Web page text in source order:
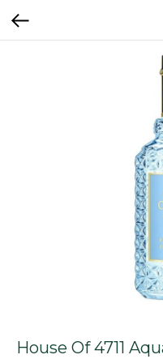
House Of 4711